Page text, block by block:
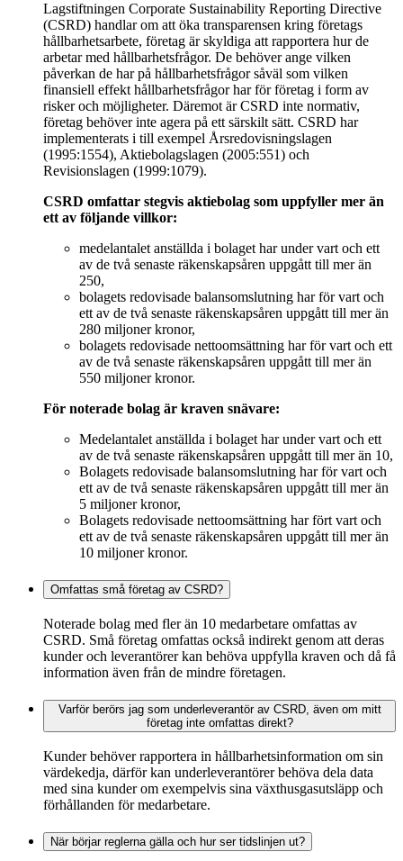
Lagstiftningen Corporate Sustainability Reporting Directive
(CSRD) handlar om att öka transparensen kring företags
hållbarhetsarbete, företag är skyldiga att rapportera hur de
arbetar med hållbarhetsfrågor. De behöver ange vilken
påverkan de har på hållbarhetsfrågor såväl som vilken
finansiell effekt hållbarhetsfrågor har för företag i form av
risker och möjligheter. Däremot är CSRD inte normativ,
företag behöver inte agera på ett särskilt sätt. CSRD har
implementerats i till exempel Årsredovisningslagen
(1995:1554), Aktiebolagslagen (2005:551) och
Revisionslagen (1999:1079).
CSRD omfattar stegvis aktiebolag som uppfyller mer än
ett av följande villkor:
medelantalet anställda i bolaget har under vart och ett
av de två senaste räkenskapsåren uppgått till mer än
250,
bolagets redovisade balansomslutning har för vart och
ett av de två senaste räkenskapsåren uppgått till mer än
280 miljoner kronor,
bolagets redovisade nettoomsättning har för vart och ett
av de två senaste räkenskapsåren uppgått till mer än
550 miljoner kronor.
För noterade bolag är kraven snävare:
Medelantalet anställda i bolaget har under vart och ett
av de två senaste räkenskapsåren uppgått till mer än 10,
Bolagets redovisade balansomslutning har för vart och
ett av de två senaste räkenskapsåren uppgått till mer än
5 miljoner kronor,
Bolagets redovisade nettoomsättning har fört vart och
ett av de två senaste räkenskapsåren uppgått till mer än
10 miljoner kronor.
Omfattas små företag av CSRD?
Noterade bolag med fler än 10 medarbetare omfattas av
CSRD. Små företag omfattas också indirekt genom att deras
kunder och leverantörer kan behöva uppfylla kraven och då få
information även från de mindre företagen.
Varför berörs jag som underleverantör av CSRD, även om mitt
företag inte omfattas direkt?
Kunder behöver rapportera in hållbarhetsinformation om sin
värdekedja, därför kan underleverantörer behöva dela data
med sina kunder om exempelvis sina växthusgasutsläpp och
förhållanden för medarbetare.
När börjar reglerna gälla och hur ser tidslinjen ut?